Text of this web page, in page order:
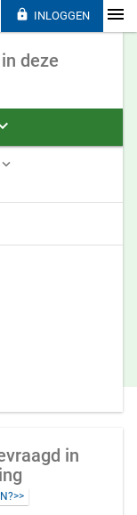
deze

in
 INLOGGEN